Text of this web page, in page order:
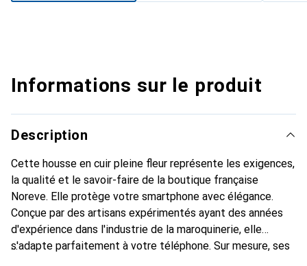
Informations sur le produit
Description
Cette housse en cuir pleine fleur représente les exigences,
la qualité et le savoir-faire de la boutique française
Noreve. Elle protège votre smartphone avec élégance.
Conçue par des artisans expérimentés ayant des années
d'expérience dans l'industrie de la maroquinerie, elle
s'adapte parfaitement à votre téléphone. Sur mesure, ses